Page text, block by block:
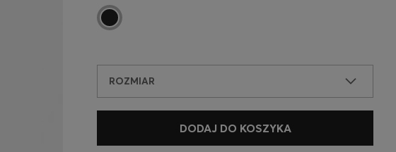
ROZMIAR
DODAJ DO KOSZYKA